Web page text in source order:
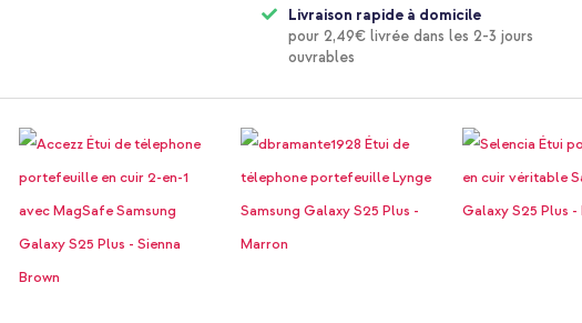
Livraison rapide à domicile
pour 2,49€ livrée dans les 2-3 jours
ouvrables